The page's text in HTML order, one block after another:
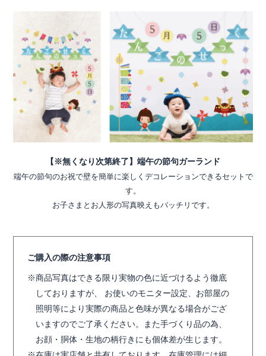
【※無くなり次第終了】端午の節句ガーランド
端午の節句のお祝で壁を簡単に楽しくデコレーションできるセットで
す。
お子さまとお人形の写真映えもバッチリです。
ご購入の際の注意事項
商品写真はできる限り実物の色に近づけるよう徹底
しておりますが、 お使いのモニター設定、お部屋の
照明等により実際の商品と色味が異なる場合がござ
いますのでご了承ください。また手づくり品の為、
お顔・胴体・生地の柄行きにも個体差が生じます。